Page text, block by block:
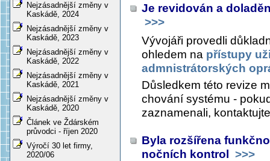
Nejzásadnější změny v
Kaskádě, 2024
Nejzásadnější změny v
Kaskádě, 2023
Nejzásadnější změny v
Kaskádě, 2022
Nejzásadnější změny v
Kaskádě, 2021
Nejzásadnější změny v
Kaskádě, 2020
Článek ve Ždárském
průvodci - říjen 2020
Výročí 30 let firmy,
2020/06
Je revidován a
>>>
Vývojáři provedli
ohledem na přístupy
admnistrátorských
Důsledkem této revize
chování systému -
zaznamenali,
Byla rozšířena
nočních kontrol >>>